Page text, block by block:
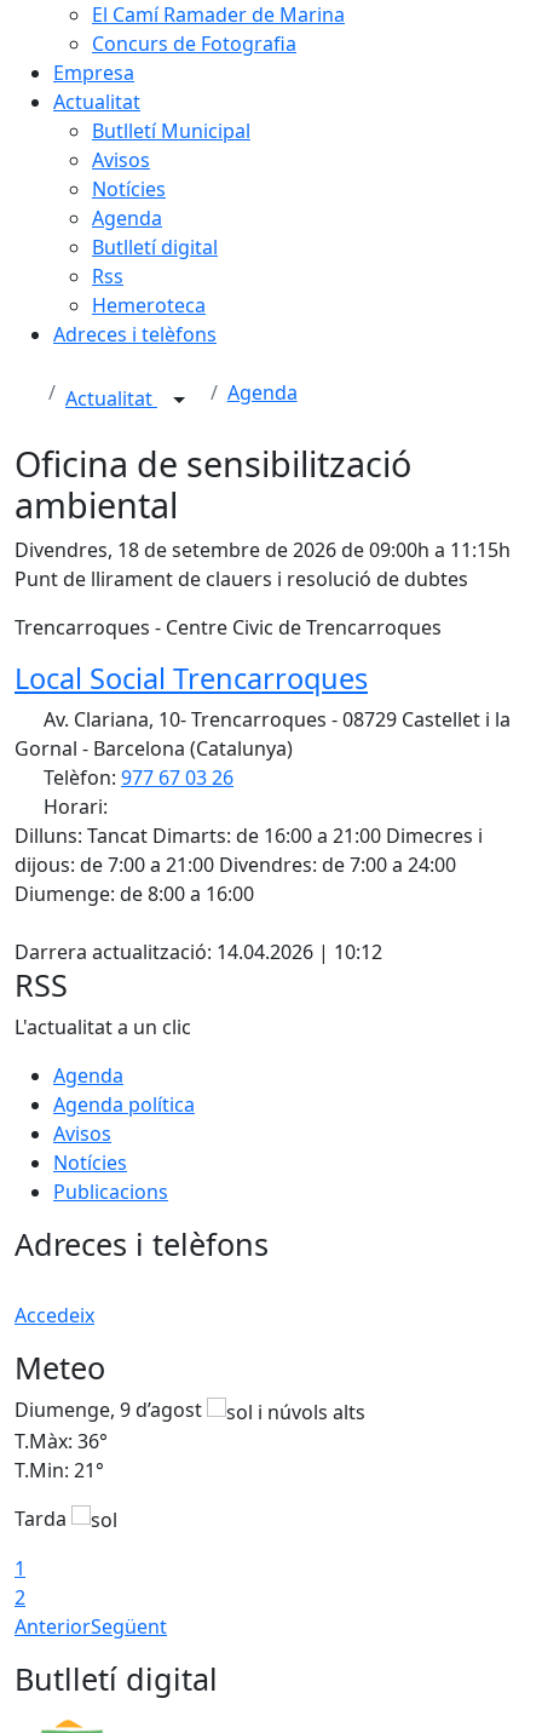
El Camí Ramader de Marina
Concurs de Fotografia
Empresa
Actualitat
Butlletí Municipal
Avisos
Notícies
Agenda
Butlletí digital
Rss
Hemeroteca
Adreces i telèfons
Actualitat Agenda
Oficina de sensibilització
ambiental
Divendres, 18 de setembre de 2026 de 09:00h a 11:15h
Punt de llirament de clauers i resolució de dubtes
Trencarroques - Centre Civic de Trencarroques
Local Social Trencarroques
Av. Clariana, 10- Trencarroques - 08729 Castellet i la
Gornal - Barcelona (Catalunya)
Telèfon: 977 67 03 26
Horari:
Dilluns: Tancat Dimarts: de 16:00 a 21:00 Dimecres i
dijous: de 7:00 a 21:00 Divendres: de 7:00 a 24:00
Diumenge: de 8:00 a 16:00
Darrera actualització: 14.04.2026 | 10:12
RSS
L'actualitat a un clic
Agenda
Agenda política
Avisos
Notícies
Publicacions
Adreces i telèfons
Accedeix
Meteo
Diumenge, 9 d’agost
T.Màx: 36°
T.Min: 21°
Tarda
1
2
AnteriorSegüent
Butlletí digital